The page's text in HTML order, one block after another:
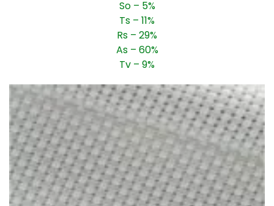
So – 5%
Ts – 11%
Rs – 29%
As – 60%
Tv – 9%